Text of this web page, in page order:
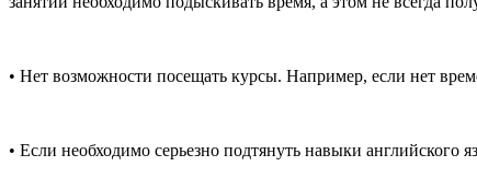
• Нет возможности посещать курсы. Например, если нет
• Если необходимо серьезно подтянуть навыки